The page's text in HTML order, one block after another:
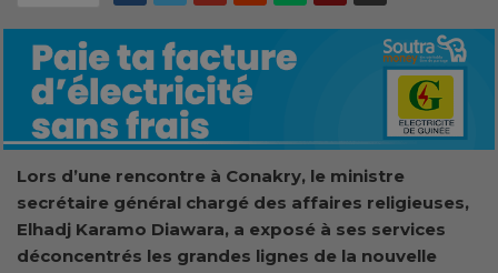
Lors d’une rencontre à Conakry, le ministre
secrétaire général chargé des affaires religieuses,
Elhadj Karamo Diawara, a exposé à ses services
déconcentrés les grandes lignes de la nouvelle